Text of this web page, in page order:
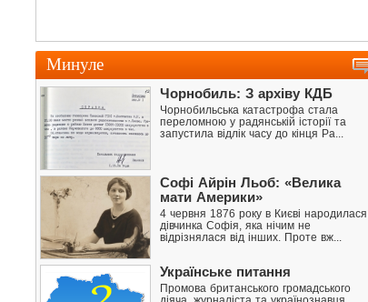
Минуле
Чорнобиль: З архіву КДБ
Чорнобильська катастрофа стала
переломною у радянській історії та
запустила відлік часу до кінця Ра...
Софі Айрін Льоб: «Велика
мати Америки»
4 червня 1876 року в Києві народилася
дівчинка Софія, яка нічим не
відрізнялася від інших. Проте вж...
Українське питання
Промова британського громадського